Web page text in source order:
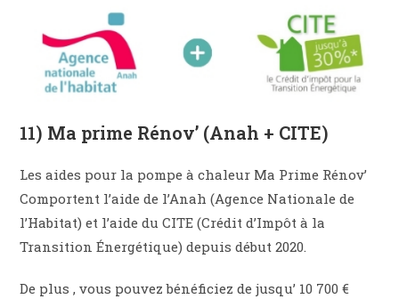
11) Ma prime Rénov’ (Anah + CITE)
Les aides pour la pompe à chaleur Ma Prime Rénov’
Comportent l’aide de l’Anah (Agence Nationale de
l’Habitat) et l’aide du CITE (Crédit d’Impôt à la
Transition Énergétique) depuis début 2020.
De plus , vous pouvez bénéficiez de jusqu’ 10 700 €